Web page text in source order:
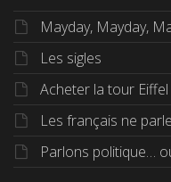
Mayday, Mayday,
Les sigles
Acheter la tour Eiffel
Les français ne
Parlons politique…